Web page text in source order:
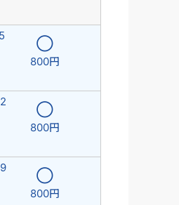
◯
800円
◯
800円
◯
800円